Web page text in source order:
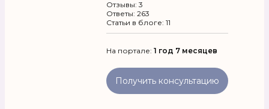
Отзывы: 3
Ответы: 263
Статьи в блоге: 11
На портале: 1 год 7 месяцев
Получить консультацию